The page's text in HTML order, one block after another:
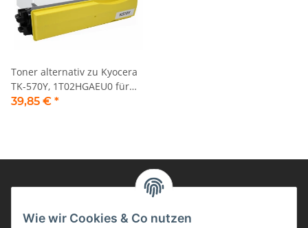
Toner alternativ zu Kyocera
TK-570Y, 1T02HGAEU0 für
Kyocera Drucker gelb
39,85 € *
Informationen
Wie wir Cookies & Co nutzen